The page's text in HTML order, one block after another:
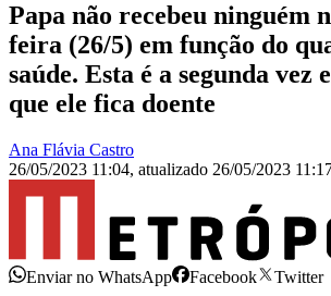
Papa não recebeu ninguém
feira (26/5) em função do
saúde. Esta é a segunda vez
que ele fica doente
Ana Flávia Castro
26/05/2023 11:04, atualizado 26/05/2023
Enviar no WhatsApp Facebook
Twitter